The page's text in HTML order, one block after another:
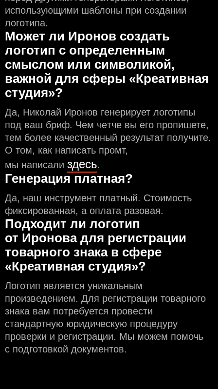
использующими шаблоны при создании
логотипа.
Может ли Иронов создать
логотип с определeнным
смыслом или символикой,
важной для сферы «Креативная
студия»?
Да, Николай Иронов генерирует логотипы
под ваш бриф. Чем чeтче вы его пропишете,
тем более качественный результат получите.
О том, как написать промт,
мы написали здесь.
Генерация платная?
Да, наш инструмент платный. Стоимость
фиксированная, а оплата разовая.
Подходит ли логотип
от Иронова для регистрации
товарного знака в сфере
«Креативная студия»?
Логотип является уникальным
произведением. Для регистрации товарного
знака вам потребуется провести
стандартную юридическую процедуру
проверки и регистрации. Мы можем помочь
с подготовкой документов.